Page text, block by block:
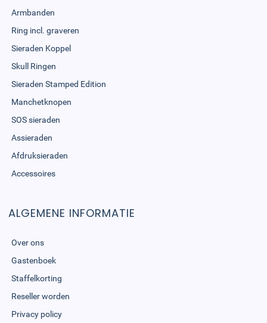
Armbanden
Ring incl. graveren
Sieraden Koppel
Skull Ringen
Sieraden Stamped Edition
Manchetknopen
SOS sieraden
Assieraden
Afdruksieraden
Accessoires
ALGEMENE INFORMATIE
Over ons
Gastenboek
Staffelkorting
Reseller worden
Privacy policy